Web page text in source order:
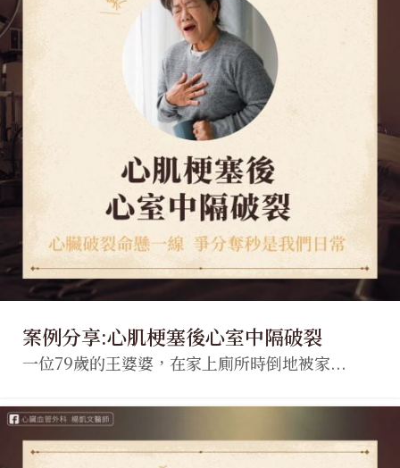
案例分享:心肌梗塞後心室中隔破裂
一位79歲的王婆婆，在家上廁所時倒地被家...